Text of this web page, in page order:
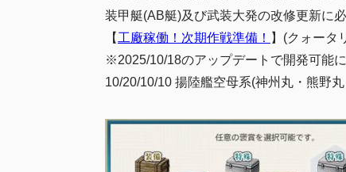
装甲艇(AB艇)及び武装大発の改修更新に
【 工廠稼働！次期作戦準備！ 】(クォータ
※2025/10/18のアップデートで開発可能に
10/20/10/10 揚陸艦空母系(神州丸・熊野